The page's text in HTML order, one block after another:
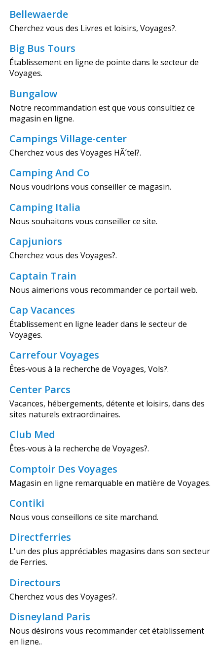
Bellewaerde
Cherchez vous des Livres et loisirs, Voyages?.
Big Bus Tours
Établissement en ligne de pointe dans le secteur de
Voyages.
Bungalow
Notre recommandation est que vous consultiez ce
magasin en ligne.
Campings Village-center
Cherchez vous des Voyages HÃ´tel?.
Camping And Co
Nous voudrions vous conseiller ce magasin.
Camping Italia
Nous souhaitons vous conseiller ce site.
Capjuniors
Cherchez vous des Voyages?.
Captain Train
Nous aimerions vous recommander ce portail web.
Cap Vacances
Établissement en ligne leader dans le secteur de
Voyages.
Carrefour Voyages
Êtes-vous à la recherche de Voyages, Vols?.
Center Parcs
Vacances, hébergements, détente et loisirs, dans des
sites naturels extraordinaires.
Club Med
Êtes-vous à la recherche de Voyages?.
Comptoir Des Voyages
Magasin en ligne remarquable en matière de Voyages.
Contiki
Nous vous conseillons ce site marchand.
Directferries
L'un des plus appréciables magasins dans son secteur
de Ferries.
Directours
Cherchez vous des Voyages?.
Disneyland Paris
Nous désirons vous recommander cet établissement
en ligne..